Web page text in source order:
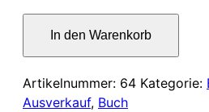
war:
23,00 €
Classica.
The
Epics
of
In den Warenkorb
Artikelnummer: 64 Kategorie:
Ausverkauf, Buch